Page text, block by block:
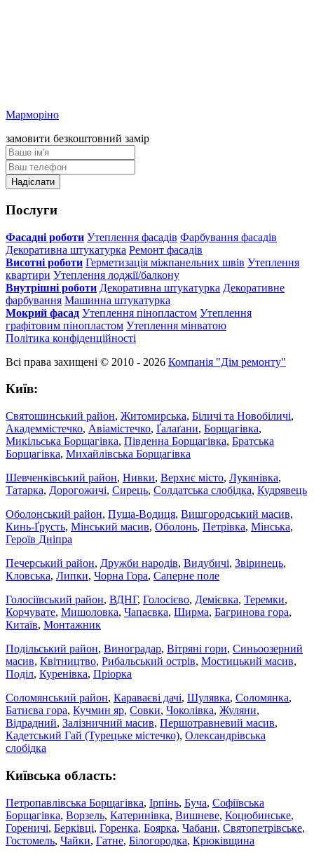
Марморіно
замовити безкоштовний замір
Послуги
Фасадні роботи Утеплення фасадів Фарбування фасадів
Декоративна штукатурка Ремонт фасадів
Висотні роботи Герметизація міжпанельних швів Утеплення
квартири Утеплення лоджії/балкону
Внутрішні роботи Декоративна штукатурка Декоративне
фарбування Машинна штукатурка
Мокрий фасад Утеплення пінопластом Утеплення
графітовим пінопластом Утеплення мінватою
Політика конфіденційності
Всі права захищені © 2010 - 2026 Компанія "Дім ремонту"
Київ:
Святошинський район, Житомирська, Біличі та Новобіличі,
Академмістечко, Авіамістечко, Ґалаґани, Борщагівка,
Микільська Борщагівка, Південна Борщагівка, Братська
Борщагівка, Михайлівська Борщагівка
Шевченківський район, Нивки, Верхнє місто, Лукянівка,
Татарка, Дорогожичі, Сирець, Солдатська слобідка, Кудрявець
Оболонський район, Пуща-Водиця, Вишгородський масив,
Кинь-Ґрусть, Мінський масив, Оболонь, Петрівка, Мінська,
Героїв Дніпра
Печерський район, Дружби народів, Видубичі, Звіринець,
Кловська, Липки, Чорна Гора, Саперне поле
Голосіївський район, ВДНГ, Голосієво, Демієвка, Теремки,
Корчувате, Мишоловка, Чапаєвка, Ширма, Багринова гора,
Китаїв, Монтажник
Подільський район, Виноградар, Вітряні гори, Синьоозерний
масив, Квітництво, Рибальський острів, Мостицький масив,
Поділ, Куренівка, Пріорка
Соломянський район, Караваєві дачі, Шулявка, Соломянка,
Батиєва гора, Кучмин яр, Совки, Чоколівка, Жуляни,
Відрадний, Залізничний масив, Першотравневий масив,
Кадетський Гай (Турецьке містечко), Олександрівська
слобідка
Київська область:
Петропавлівська Борщагівка, Ірпінь, Буча, Софіївська
Борщагівка, Ворзель, Катеринівка, Вишневе, Коцюбинське,
Гореничі, Берківці, Горенка, Боярка, Чабани, Святопетрівське,
Гостомель, Чайки, Гатне, Білогородка, Крюківщина